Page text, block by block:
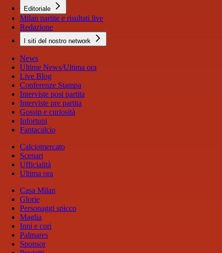
Editoriale
Milan partite e risultati live
Redazione
I siti del nostro network
News
Ultime News/Ultima ora
Live Blog
Conferenze Stampa
Interviste post partita
Interviste pre partita
Gossip e curiosità
Infortuni
Fantacalcio
Calciomercato
Scenari
Ufficialità
Ultima ora
Casa Milan
Glorie
Personaggi spicco
Maglia
Inni e cori
Palmares
Sponsor